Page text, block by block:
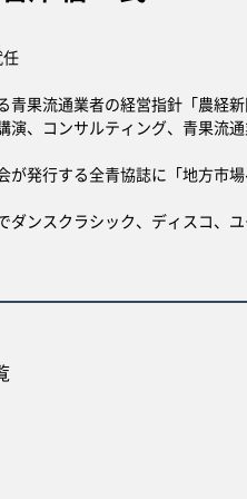
果流通業者の経営指針「農経新
演、コンサルティング、青果流
が発行する全青協誌に「地方市
ダンスクラシック、ディスコ、